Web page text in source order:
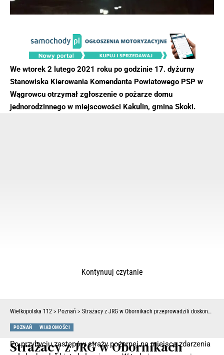
We wtorek 2 lutego 2021 roku po godzinie 17. dyżurny
Stanowiska Kierowania Komendanta Powiatowego PSP w
Wągrowcu otrzymał zgłoszenie o pożarze domu
jednorodzinnego w miejscowości Kakulin, gmina Skoki.
Po przybyciu zastępów straży pożarnej na miejsce zdarzenia
Kontynuuj czytanie
Wielkopolska 112 > Poznań > Strażacy z JRG w Obornikach przeprowadzili doskonalenie zawodowe z zakresu ratownictwa wysokościowego (ZDJĘCIA)
POZNAŃ WIADOMOŚCI
Strażacy z JRG w Obornikach